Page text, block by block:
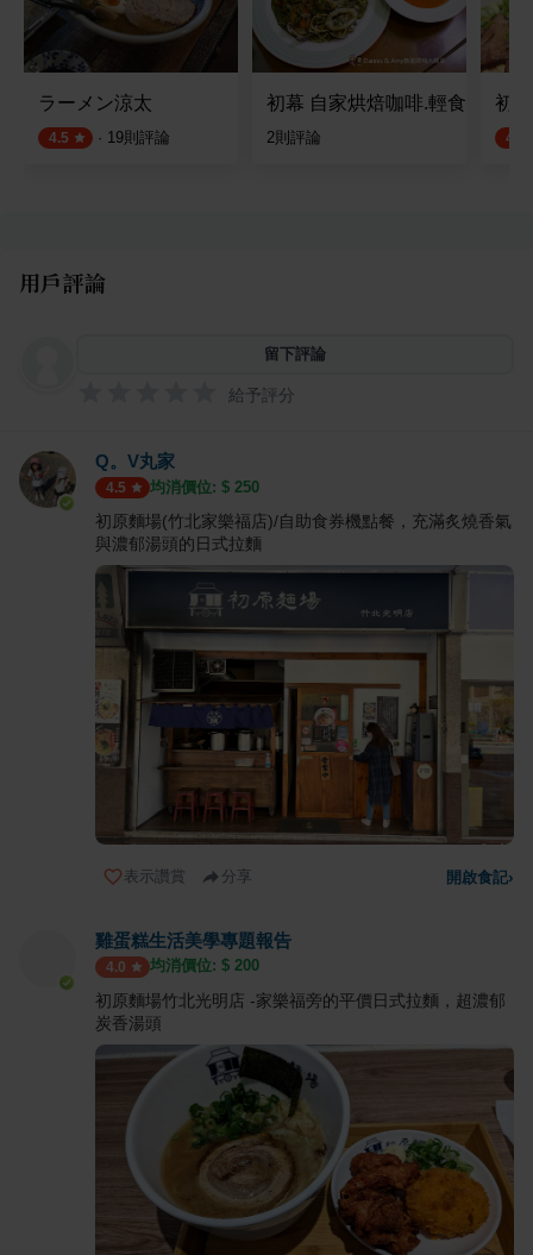
ラーメン涼太
4.5 · 19則評論
初幕 自家烘焙咖啡.輕食.義大利
2則評論
初
4.5
用戶評論
留下評論
給予評分
Q。V丸家
4.5 均消價位: $ 250
初原麵場(竹北家樂福店)/自助食券機點餐，充滿炙燒香氣
與濃郁湯頭的日式拉麵
表示讚賞 分享 開啟食記›
雞蛋糕生活美學專題報告
4.0 均消價位: $ 200
初原麵場竹北光明店 -家樂福旁的平價日式拉麵，超濃郁
炭香湯頭